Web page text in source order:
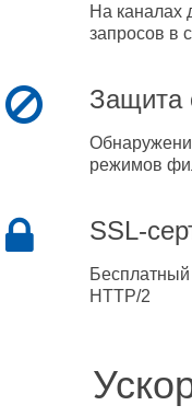
На каналах
запросов в
Защита
режимов
SSL-
HTTP/2